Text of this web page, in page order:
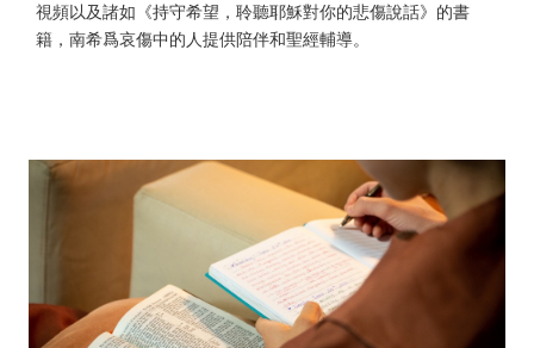
視頻以及諸如《持守希望，聆聽耶穌對你的悲傷說話》的書
籍，南希爲哀傷中的人提供陪伴和聖經輔導。